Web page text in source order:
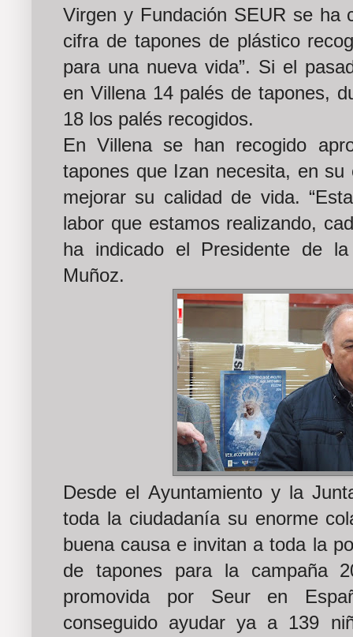
Virgen y Fundación SEUR se ha
cifra de tapones de plástico
para una nueva vida”. Si el
en Villena 14 palés de tapones,
18 los palés recogidos.
En Villena se han recogido
tapones que Izan necesita, en
mejorar su calidad de vida.
labor que estamos realizando,
ha indicado el Presidente de
Muñoz.
Desde el Ayuntamiento y la
toda la ciudadanía su enorme
buena causa e invitan a toda la
de tapones para la campaña
promovida por Seur en
conseguido ayudar ya a 139